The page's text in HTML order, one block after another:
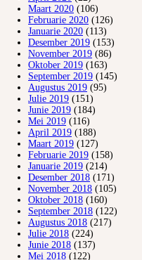
Maart 2020 (106)
Februarie 2020 (126)
Januarie 2020 (113)
Desember 2019 (153)
November 2019 (86)
Oktober 2019 (163)
September 2019 (145)
Augustus 2019 (95)
Julie 2019 (151)
Junie 2019 (184)
Mei 2019 (116)
April 2019 (188)
Maart 2019 (127)
Februarie 2019 (158)
Januarie 2019 (214)
Desember 2018 (171)
November 2018 (105)
Oktober 2018 (160)
September 2018 (122)
Augustus 2018 (217)
Julie 2018 (224)
Junie 2018 (137)
Mei 2018 (122)